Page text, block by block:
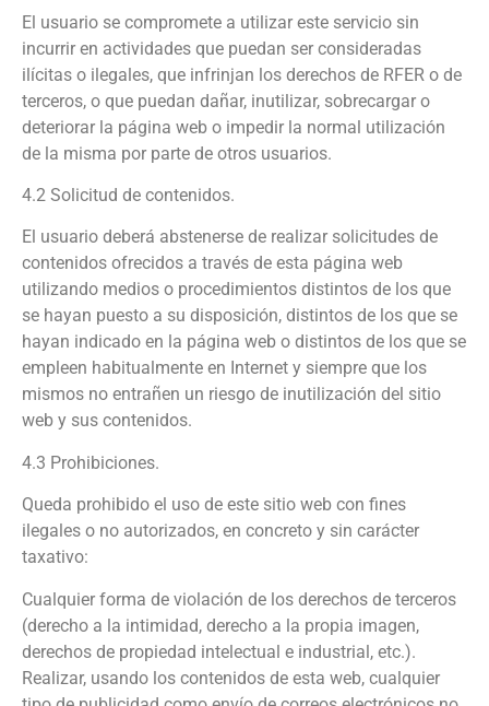
El usuario se compromete a utilizar este servicio sin
incurrir en actividades que puedan ser consideradas
ilícitas o ilegales, que infrinjan los derechos de RFER o de
terceros, o que puedan dañar, inutilizar, sobrecargar o
deteriorar la página web o impedir la normal utilización
de la misma por parte de otros usuarios.
4.2 Solicitud de contenidos.
El usuario deberá abstenerse de realizar solicitudes de
contenidos ofrecidos a través de esta página web
utilizando medios o procedimientos distintos de los que
se hayan puesto a su disposición, distintos de los que se
hayan indicado en la página web o distintos de los que se
empleen habitualmente en Internet y siempre que los
mismos no entrañen un riesgo de inutilización del sitio
web y sus contenidos.
4.3 Prohibiciones.
Queda prohibido el uso de este sitio web con fines
ilegales o no autorizados, en concreto y sin carácter
taxativo:
Cualquier forma de violación de los derechos de terceros
(derecho a la intimidad, derecho a la propia imagen,
derechos de propiedad intelectual e industrial, etc.).
Realizar, usando los contenidos de esta web, cualquier